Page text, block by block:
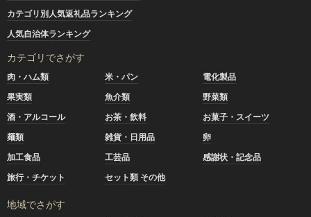
カテゴリ別人気返礼品ランキング
人気自治体ランキング
カテゴリでさがす
肉・ハム類 米・パン
電化製品
果実類
魚介類
野菜類
酒・アルコール
お茶・飲料
お菓子・スイーツ
麺類
雑貨・日用品
卵
加工食品
工芸品
感謝状・記念品
旅行・チケット
セット類 その他
地域でさがす